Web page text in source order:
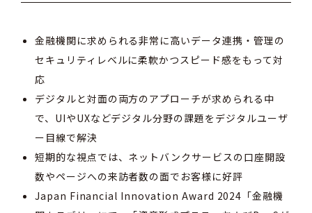
金融機関に求められる非常に高いデータ連携・管理の
セキュリティレベルに柔軟かつスピード感をもって対
応
デジタルと対面の両方のアプローチが求められる中
で、UIやUXなどデジタル分野の課題をデジタルユーザ
ー目線で解決
短期的な視点では、ネットバンクサービスの口座開設
数やページへの来訪者数の面でお客様に好評
Japan Financial Innovation Award 2024 「金融機